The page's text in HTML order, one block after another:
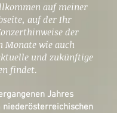
auf meiner
auf der Ihr
der
Monate wie auch
und zukünftige
findet.
Jahres
niederösterreichischen